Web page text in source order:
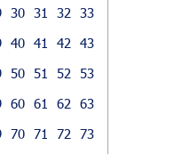
30 31 32
33
40 41 42
43
50 51 52
53
60 61 62
63
70 71 72
73